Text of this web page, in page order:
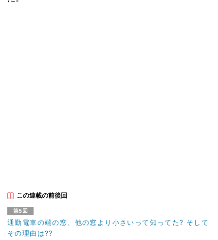
この連載の前後回
第5回
通勤電車の端の窓、他の窓より小さいって知ってた? そして
その理由は??